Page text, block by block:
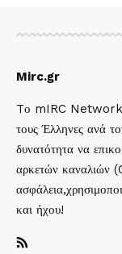
Mirc.gr
Tο mIRC Network
τους Έλληνες ανά
δυνατότητα να
αρκετών καναλιών
και ήχου!